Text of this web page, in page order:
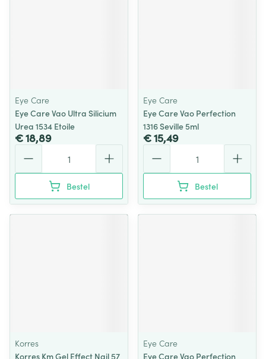
Eye Care
Eye Care Vao Ultra Silicium
Urea 1534 Etoile
€ 18,89
Bestel
Eye Care
Eye Care Vao Perfection
1316 Seville 5ml
€ 15,49
Bestel
Korres
Korres Km Gel Effect Nail 57
Eye Care
Eye Care Vao Perfection